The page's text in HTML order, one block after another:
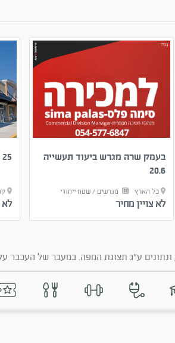
בעמק שרה מגרש ביעוד תעשייה
20.6
כל הארץ מגרשים / שטח ייחודי
לא צויין מחיר
25 דונם למכירה באזור באר טוביה
לא
ע"ג תצוגת המפה. במעבר של העכבר